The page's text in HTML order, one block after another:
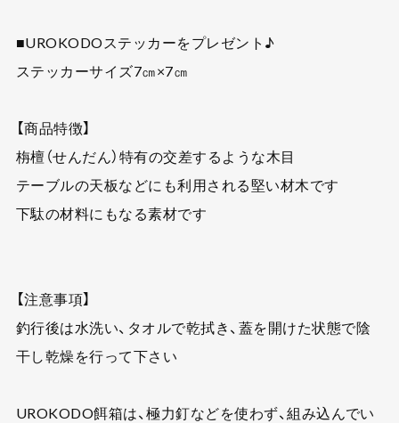
■UROKODOステッカーをプレゼント♪
ステッカーサイズ7㎝×7㎝
【商品特徴】
栴檀（せんだん）特有の交差するような木目
テーブルの天板などにも利用される堅い材木です
下駄の材料にもなる素材です
【注意事項】
釣行後は水洗い、タオルで乾拭き、蓋を開けた状態で陰
干し乾燥を行って下さい
UROKODO餌箱は、極力釘などを使わず、組み込んでい